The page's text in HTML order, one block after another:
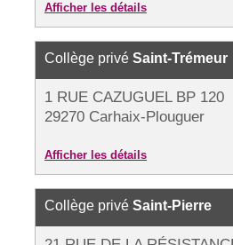
Afficher les détails
Collège privé Saint-Trémeur
1 RUE CAZUGUEL BP 120
29270 Carhaix-Plouguer
Afficher les détails
Collège privé Saint-Pierre